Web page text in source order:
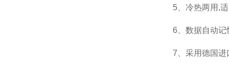
5、冷热两用,
6、数据自动记
7、采用德国进